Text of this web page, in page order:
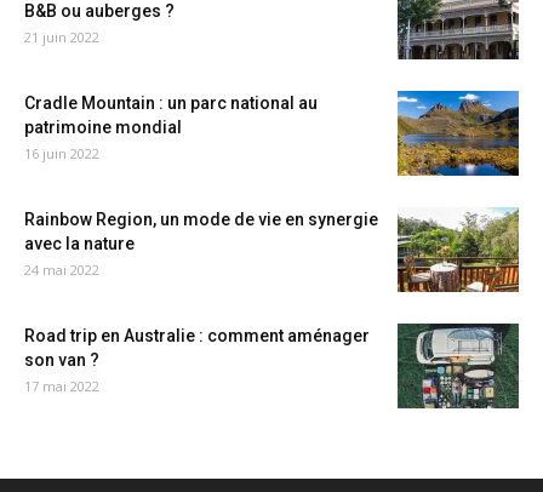
B&B ou auberges ?
21 juin 2022
Cradle Mountain : un parc national au
patrimoine mondial
16 juin 2022
Rainbow Region, un mode de vie en synergie
avec la nature
24 mai 2022
Road trip en Australie : comment aménager
son van ?
17 mai 2022